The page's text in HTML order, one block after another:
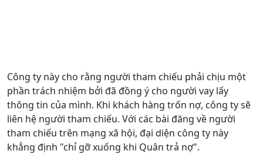
Công ty này cho rằng người tham chiếu phải chịu một
phần trách nhiệm bởi đã đồng ý cho người vay lấy
thông tin của mình. Khi khách hàng trốn nợ, công ty sẽ
liên hệ người tham chiếu. Với các bài đăng về người
tham chiếu trên mạng xã hội, đại diện công ty này
khẳng định "chỉ gỡ xuống khi Quân trả nợ".